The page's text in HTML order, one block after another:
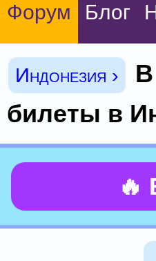
Форум Блог
Индонезия ›
билеты в
🔥